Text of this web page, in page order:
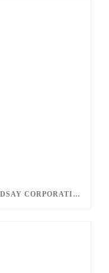
EGD ENGENHARIA VISITA A LINDSAY CORPORATION DURANTE AGENDA ESTRATÉGICA NOS ESTADOS UNIDOS